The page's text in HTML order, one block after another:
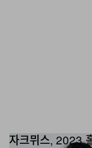
자크뮈스, 2023